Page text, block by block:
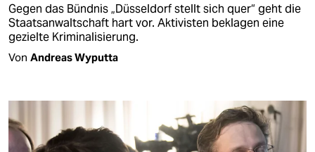
Gegen das Bündnis „Düsseldorf stellt sich quer“ geht die
Staatsanwaltschaft hart vor. Aktivisten beklagen eine
gezielte Kriminalisierung.
Von Andreas Wyputta